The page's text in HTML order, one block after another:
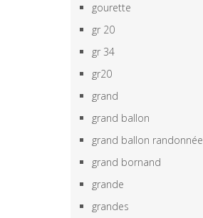
gourette
gr 20
gr 34
gr20
grand
grand ballon
grand ballon randonnée
grand bornand
grande
grandes